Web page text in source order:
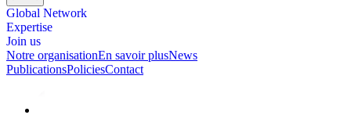
Global Network
Expertise
Join us
Notre organisationEn savoir plusNews
PublicationsPoliciesContact